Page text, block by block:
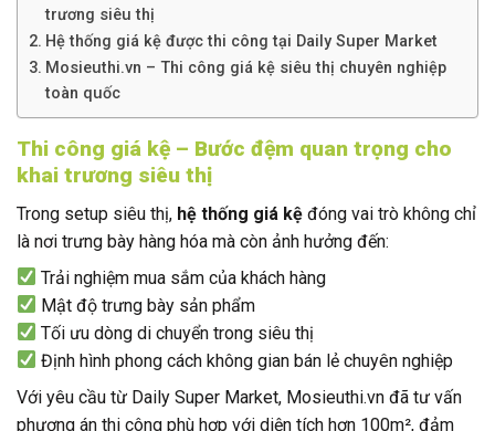
trương siêu thị
Hệ thống giá kệ được thi công tại Daily Super Market
Mosieuthi.vn – Thi công giá kệ siêu thị chuyên nghiệp
toàn quốc
Thi công giá kệ – Bước đệm quan trọng cho
khai trương siêu thị
Trong setup siêu thị, hệ thống giá kệ đóng vai trò không chỉ
là nơi trưng bày hàng hóa mà còn ảnh hưởng đến:
Trải nghiệm mua sắm của khách hàng
Mật độ trưng bày sản phẩm
Tối ưu dòng di chuyển trong siêu thị
Định hình phong cách không gian bán lẻ chuyên nghiệp
Với yêu cầu từ Daily Super Market, Mosieuthi.vn đã tư vấn
phương án thi công phù hợp với diện tích hơn 100m², đảm